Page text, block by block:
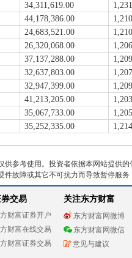
34,311,619.00
44,178,386.00
24,683,521.00
26,320,068.00
37,137,288.00
32,637,803.00
32,947,399.00
41,213,205.00
35,067,733.00
35,252,335.00
供参考使用。投资者依据本网站提供
件故障或其它不可抗力而导致暂停服